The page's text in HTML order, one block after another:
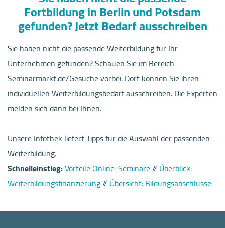
Fortbildung in Berlin und Potsdam
gefunden? Jetzt Bedarf ausschreiben
Sie haben nicht die passende Weiterbildung für Ihr
Unternehmen gefunden? Schauen Sie im Bereich
Seminarmarkt.de/Gesuche vorbei. Dort können Sie ihren
individuellen Weiterbildungsbedarf ausschreiben. Die Experten
melden sich dann bei Ihnen.
Unsere Infothek liefert Tipps für die Auswahl der passenden
Weiterbildung.
Schnelleinstieg:Vorteile Online-Seminare// Überblick:
Weiterbildungsfinanzierung// Übersicht: Bildungsabschlüsse